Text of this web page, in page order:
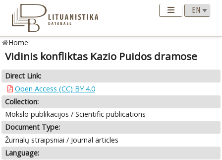
Home
Vidinis konfliktas Kazio Puidos dramose
Direct Link:
Open Access (CC) BY 4.0
Collection:
Mokslo publikacijos / Scientific publications
Document Type:
Žurnalų straipsniai / Journal articles
Language: